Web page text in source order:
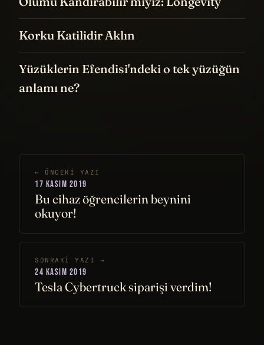
Korku Katilidir Aklın
Yüzüklerin Efendisi'ndeki o tek yüzüğün
anlamı ne?
← ÖNCEKI YAZI
17 KASIM 2019
Bu cihaz öğrencilerin beynini
okuyor!
SONRAKI YAZI →
24 KASIM 2019
Tesla Cybertruck siparişi verdim!